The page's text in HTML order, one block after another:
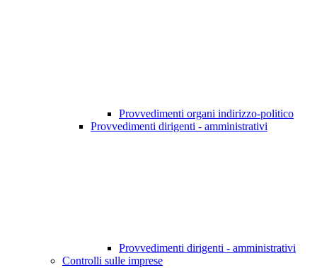
Provvedimenti organi indirizzo-politico
Provvedimenti dirigenti - amministrativi
Provvedimenti dirigenti - amministrativi
Controlli sulle imprese